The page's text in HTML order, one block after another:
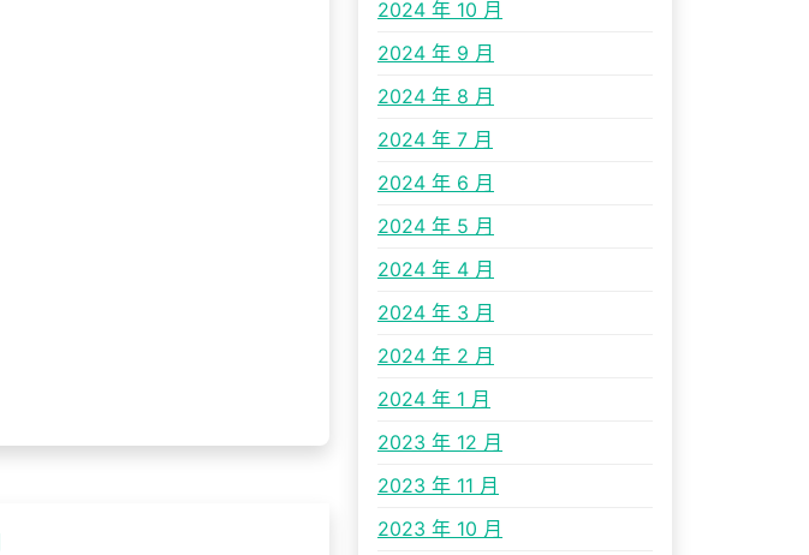
2024 年 10 月
2024 年 9 月
2024 年 8 月
2024 年 7 月
2024 年 6 月
2024 年 5 月
2024 年 4 月
2024 年 3 月
2024 年 2 月
2024 年 1 月
2023 年 12 月
2023 年 11 月
2023 年 10 月